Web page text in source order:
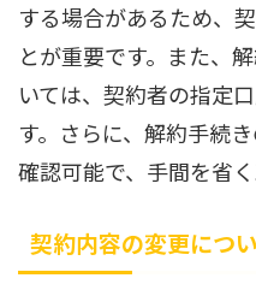
する場合があるため、
とが重要です。また、
いては、契約者の指定
す。さらに、解約手続
確認可能で、手間を省
契約内容の変更につ